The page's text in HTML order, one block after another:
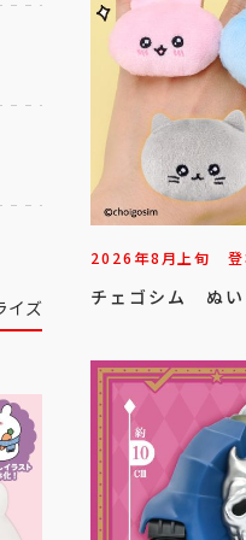
イズ
2026年8月上旬 登
チェゴシム ぬい